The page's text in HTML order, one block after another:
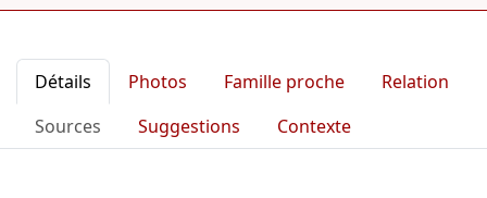
Détails Photos Famille proche
Relation
Sources
Suggestions Contexte